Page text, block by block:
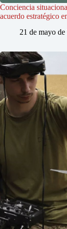
Conciencia
acuerdo estratégico
21 de mayo